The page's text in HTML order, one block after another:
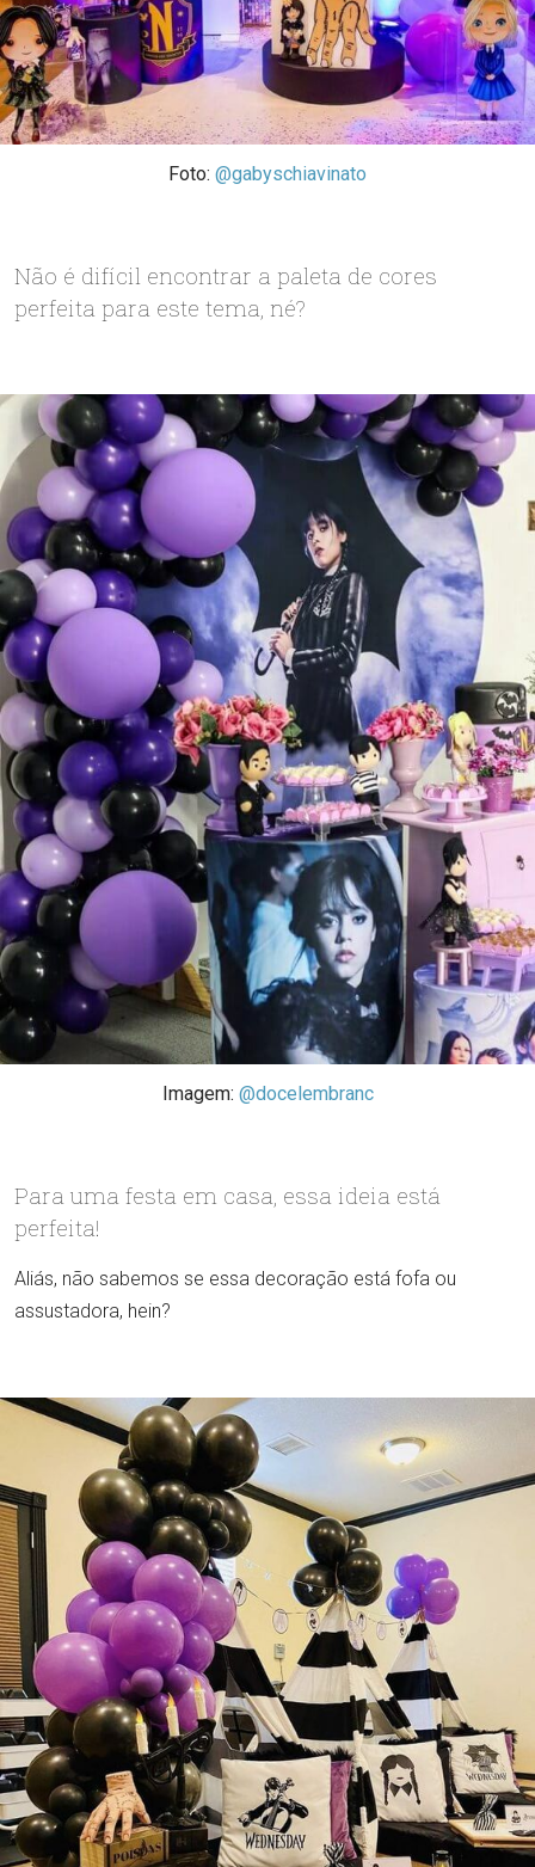
Foto: @gabyschiavinato
Não é difícil encontrar a paleta de cores
perfeita para este tema, né?
Imagem: @docelembranc
Para uma festa em casa, essa ideia está
perfeita!
Aliás, não sabemos se essa decoração está fofa ou
assustadora, hein?